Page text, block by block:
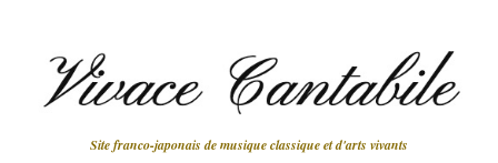
Site franco-japonais de musique classique et d'arts vivants